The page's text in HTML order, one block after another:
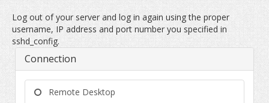
Log out of your server and log in again using the proper
username, IP address and port number you specified in
sshd_config.
Connection
Remote Desktop